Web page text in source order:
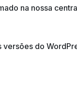
na nossa
do